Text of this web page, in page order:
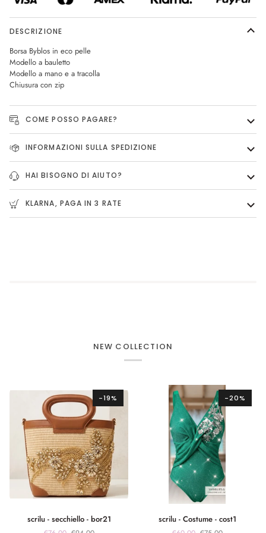
DESCRIZIONE
Borsa Byblos in eco pelle
Modello a bauletto
Modello a mano e a tracolla
Chiusura con zip
COME POSSO PAGARE?
INFORMAZIONI SULLA SPEDIZIONE
HAI BISOGNO DI AIUTO?
KLARNA, PAGA IN 3 RATE
NEW COLLECTION
-19%
scrilu - secchiello - bor21
-20%
scrilu - Costume - cost1